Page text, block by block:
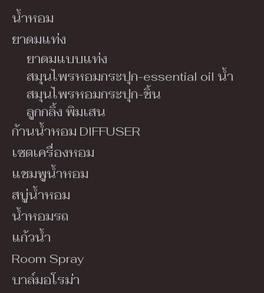
น้ำหอม
ยาดมแท่ง
ยาดมแบบแท่ง
สมุนไพรหอมกระปุก-essential oil น้ำ
สมุนไพรหอมกระปุก-ชิ้น
ลูกกลิ้ง พิมเสน
ก้านน้ำหอม DIFFUSER
เซตเครื่องหอม
แชมพูน้ำหอม
สบู่น้ำหอม
น้ำหอมรถ
แก้วน้ำ
Room Spray
บาล์มอโรม่า